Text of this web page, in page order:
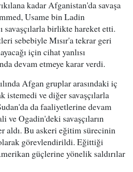
kadar Afganistan'da savaşa
Usame bin Ladin
savaşçılarla birlikte hareket etti.
sebebiyle Mısır'a tekrar geri
için cihat yanlısı
devam etmeye karar verdi.
Afgan gruplar arasındaki iç
istemedi ve diğer savaşçılarla
da faaliyetlerine devam
ve Ogadin'deki savaşçıların
aldı. Bu askeri eğitim sürecinin
görevlendirildi. Eğittiği
güçlerine yönelik saldırılar